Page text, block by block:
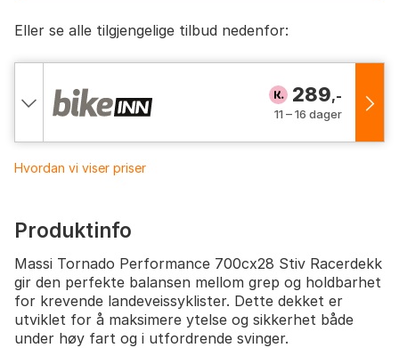
Eller se alle tilgjengelige tilbud nedenfor:
289,-
11 – 16 dager
Hvordan vi viser priser
Produktinfo
Massi Tornado Performance 700cx28 Stiv Racerdekk
gir den perfekte balansen mellom grep og holdbarhet
for krevende landeveissyklister. Dette dekket er
utviklet for å maksimere ytelse og sikkerhet både
under høy fart og i utfordrende svinger.